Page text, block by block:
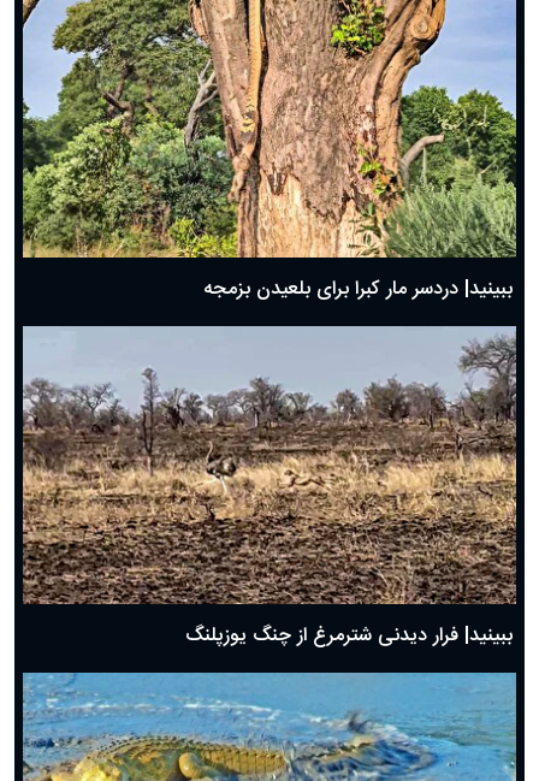
ببینید| دردسر مار کبرا برای بلعیدن بزمجه
ببینید| فرار دیدنی شترمرغ از چنگ یوزپلنگ